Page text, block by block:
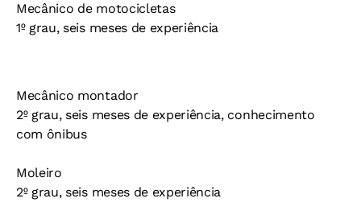
Mecânico de motocicletas
1º grau, seis meses de experiência
Mecânico montador
2º grau, seis meses de experiência, conhecimento
com ônibus
Moleiro
2º grau, seis meses de experiência